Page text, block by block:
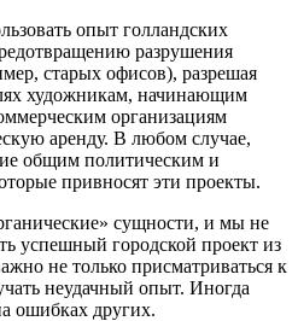
опыт голландских
разрушения
старых офисов), разрешая
художникам, начинающим
организациям
аренду. В любом случае,
общим политическим и
привносят эти проекты.
сущности, и мы не
успешный городской проект из
не только присматриваться к
неудачный опыт. Иногда
ошибках других.